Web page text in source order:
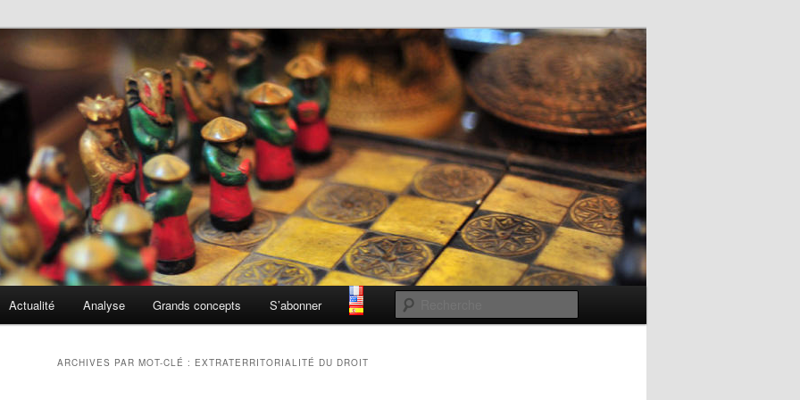
toge
Actualité Analyse Grands concepts S’abonner
ARCHIVES PAR MOT-CLÉ : EXTRATERRITORIALITÉ DU DROIT